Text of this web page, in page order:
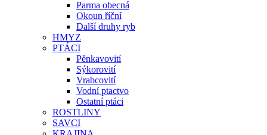
Parma obecná
Okoun říční
Další druhy ryb
HMYZ
PTÁCI
Pěnkavovití
Sýkorovití
Vrabcovití
Vodní ptactvo
Ostatní ptáci
ROSTLINY
SAVCI